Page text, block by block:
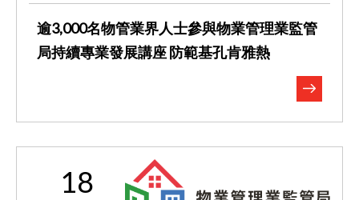
逾3,000名物管業界人士參與物業管理業監管
局持續專業發展講座 ​​​​​​​防範基孔肯雅熱
18